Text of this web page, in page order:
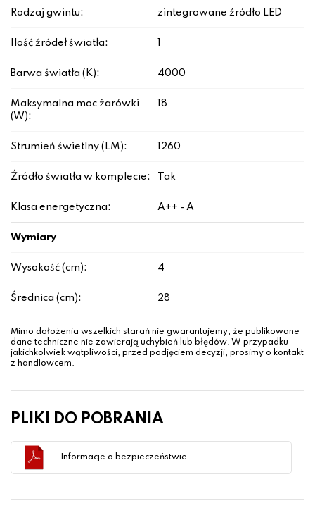
Rodzaj gwintu: zintegrowane źródło LED
Ilość źródeł światła:
Barwa światła (K): 4000
Maksymalna moc żarówki
(W):
18
Strumień świetlny (LM): 1260
Źródło światła w komplecie: Tak
Klasa energetyczna: A++ - A
Wymiary
Wysokość (cm): 4
Średnica (cm): 28
Mimo dołożenia wszelkich starań nie gwarantujemy, że publikowane
dane techniczne nie zawierają uchybień lub błędów. W przypadku
jakichkolwiek wątpliwości, przed podjęciem decyzji, prosimy o kontakt
z handlowcem.
PLIKI DO POBRANIA
Informacje o bezpieczeństwie